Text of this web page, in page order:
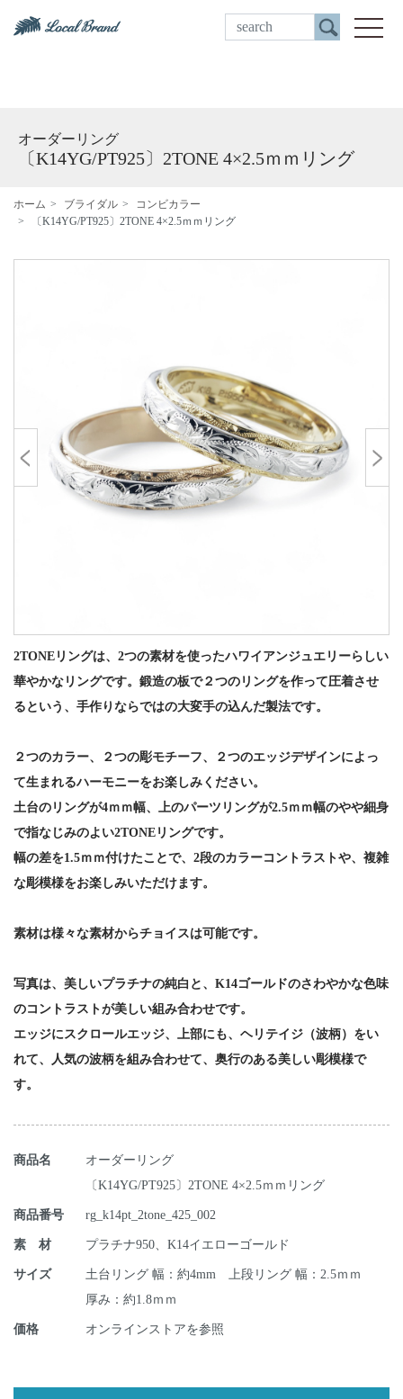
ご来店予約
オーダーリング
〔K14YG/PT925〕2TONE 4×2.5ｍｍリング
ホーム ブライダル
コンビカラー
〔K14YG/PT925〕2TONE 4×2.5ｍｍリング
2TONEリングは、2つの素材を使ったハワイアンジュエリーらしい
華やかなリングです。鍛造の板で２つのリングを作って圧着させ
るという、手作りならではの大変手の込んだ製法です。
２つのカラー、２つの彫モチーフ、２つのエッジデザインによっ
て生まれるハーモニーをお楽しみください。
土台のリングが4ｍｍ幅、上のパーツリングが2.5ｍｍ幅のやや細身
で指なじみのよい2TONEリングです。
幅の差を1.5ｍｍ付けたことで、2段のカラーコントラストや、複雑
な彫模様をお楽しみいただけます。
素材は様々な素材からチョイスは可能です。
写真は、美しいプラチナの純白と、K14ゴールドのさわやかな色味
のコントラストが美しい組み合わせです。
エッジにスクロールエッジ、上部にも、ヘリテイジ（波柄）をい
れて、人気の波柄を組み合わせて、奥行のある美しい彫模様で
す。
商品名
オーダーリング
〔K14YG/PT925〕2TONE 4×2.5ｍｍリング
商品番号 rg_k14pt_2tone_425_002
素 材 プラチナ950、K14イエローゴールド
サイズ
土台リング 幅：約4mm 上段リング 幅：2.5ｍｍ
厚み：約1.8ｍｍ
価格 オンラインストアを参照